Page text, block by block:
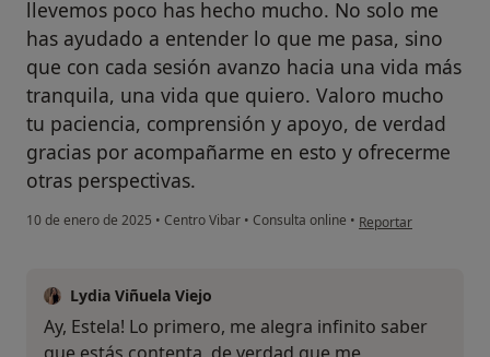
llevemos poco has hecho mucho. No solo me
has ayudado a entender lo que me pasa, sino
que con cada sesión avanzo hacia una vida más
tranquila, una vida que quiero. Valoro mucho
tu paciencia, comprensión y apoyo, de verdad
gracias por acompañarme en esto y ofrecerme
otras perspectivas.
10 de enero de 2025 • Centro Vibar • Consulta online • en opinión del
Reportar
Lydia Viñuela Viejo
Ay, Estela! Lo primero, me alegra infinito saber